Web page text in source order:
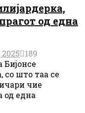
од една
189
со што таа се
чие
од една